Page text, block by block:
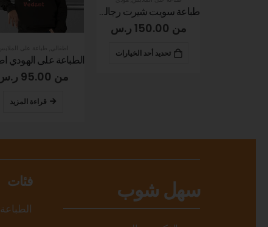
اطفالي طباعة على الملابس
من 70.00 ر.س
سهل شوب فئات
الطباعة